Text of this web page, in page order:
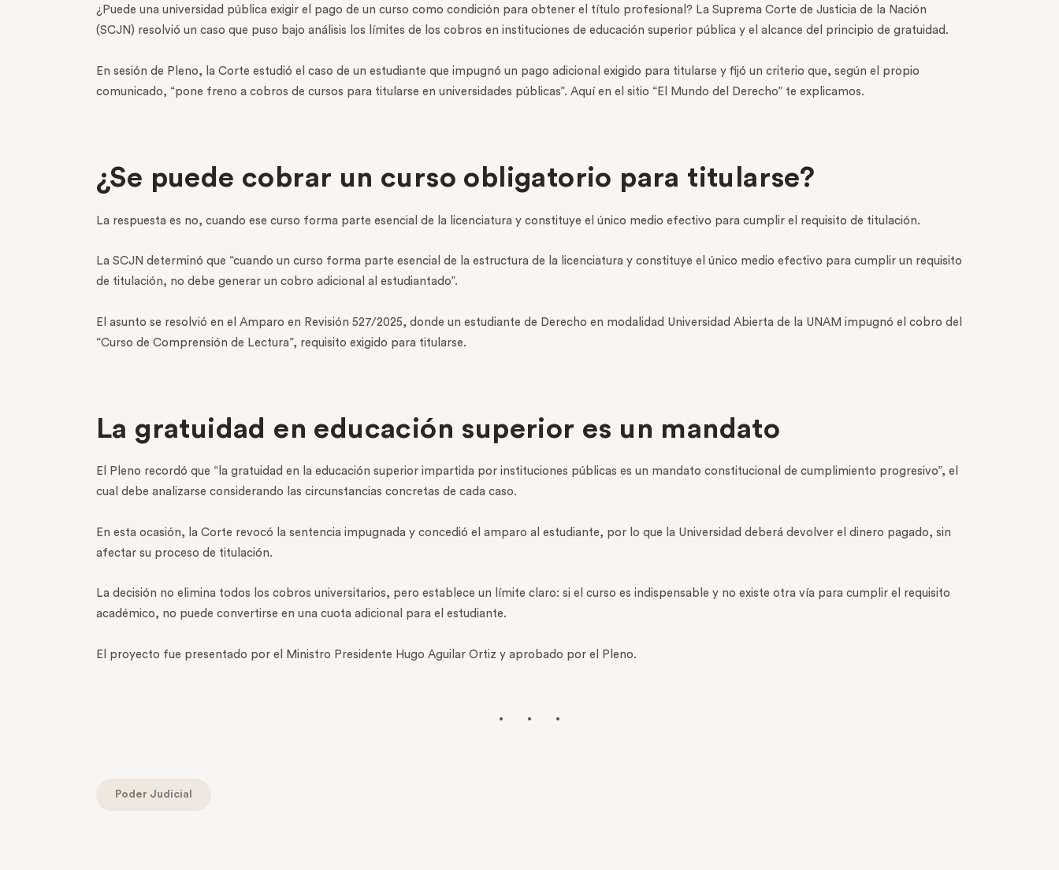
¿Puede una universidad pública exigir el pago de un curso como condición para obtener el título profesional? La Suprema Corte de Justicia de la Nación
(SCJN) resolvió un caso que puso bajo análisis los límites de los cobros en instituciones de educación superior pública y el alcance del principio de gratuidad.
En sesión de Pleno, la Corte estudió el caso de un estudiante que impugnó un pago adicional exigido para titularse y fijó un criterio que, según el propio
comunicado, “pone freno a cobros de cursos para titularse en universidades públicas”. Aquí en el sitio “El Mundo del Derecho” te explicamos.
¿Se puede cobrar un curso obligatorio para titularse?
La respuesta es no, cuando ese curso forma parte esencial de la licenciatura y constituye el único medio efectivo para cumplir el requisito de titulación.
La SCJN determinó que “cuando un curso forma parte esencial de la estructura de la licenciatura y constituye el único medio efectivo para cumplir un requisito
de titulación, no debe generar un cobro adicional al estudiantado”.
El asunto se resolvió en el Amparo en Revisión 527/2025, donde un estudiante de Derecho en modalidad Universidad Abierta de la UNAM impugnó el cobro del
“Curso de Comprensión de Lectura”, requisito exigido para titularse.
La gratuidad en educación superior es un mandato
El Pleno recordó que “la gratuidad en la educación superior impartida por instituciones públicas es un mandato constitucional de cumplimiento progresivo”, el
cual debe analizarse considerando las circunstancias concretas de cada caso.
En esta ocasión, la Corte revocó la sentencia impugnada y concedió el amparo al estudiante, por lo que la Universidad deberá devolver el dinero pagado, sin
afectar su proceso de titulación.
La decisión no elimina todos los cobros universitarios, pero establece un límite claro: si el curso es indispensable y no existe otra vía para cumplir el requisito
académico, no puede convertirse en una cuota adicional para el estudiante.
El proyecto fue presentado por el Ministro Presidente Hugo Aguilar Ortiz y aprobado por el Pleno.
Poder Judicial